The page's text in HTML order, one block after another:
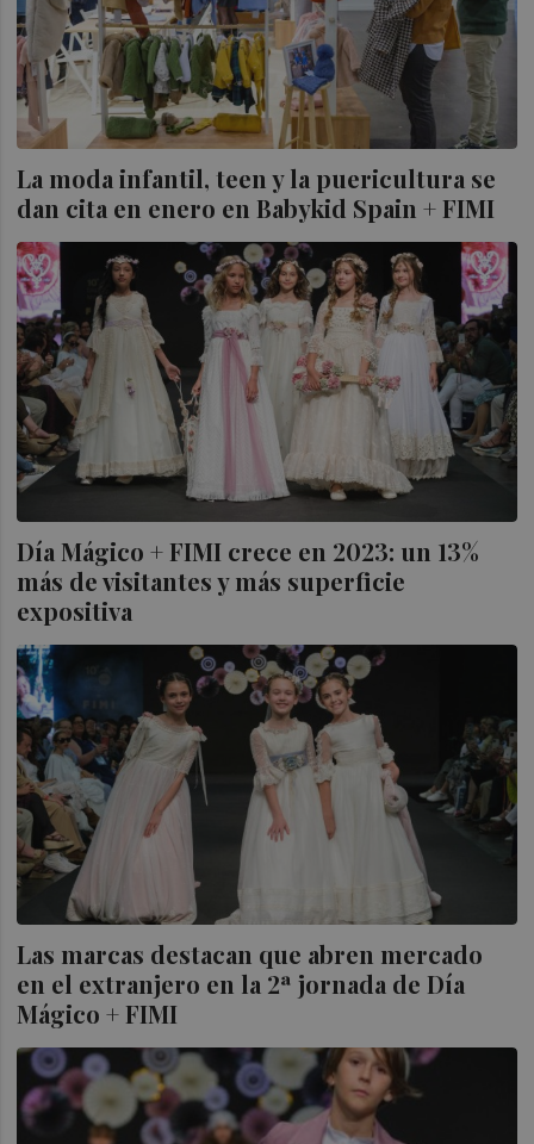
La moda infantil, teen y la puericultura se
dan cita en enero en Babykid Spain + FIMI
Día Mágico + FIMI crece en 2023: un 13%
más de visitantes y más superficie
expositiva
Las marcas destacan que abren mercado
en el extranjero en la 2ª jornada de Día
Mágico + FIMI